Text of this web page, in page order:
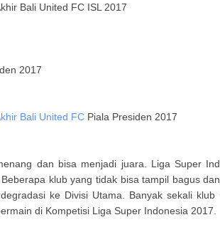
Bali United FC ISL 2017
2017
Bali United FC Piala Presiden 2017
dan bisa menjadi juara. Liga Super
klub yang tidak bisa tampil bagus
ke Divisi Utama. Banyak sekali
di Kompetisi Liga Super Indonesia 2017.